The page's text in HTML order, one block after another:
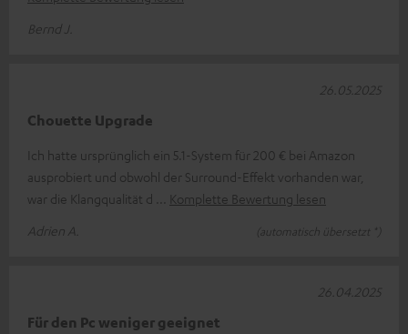
Bernd J.
Chouette Upgrade
Ich hatte ursprünglich ein 5.1-System für 200 € bei Amazon
ausprobiert und obwohl der Surround-Effekt vorhanden war,
war die Klangqualität d
Komplette Bewertung lesen
Adrien A.
(automatisch übersetzt *)
26.05.2025
Für den Pc weniger geeignet
26.04.2025